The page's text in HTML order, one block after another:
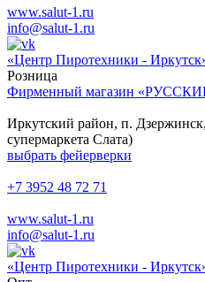
www.salut-1.ru
info@salut-1.ru
«Центр Пиротехники -
Розница
Фирменный магазин
Иркутский район, п.
супермаркета Слата)
выбрать фейерверки
+7 3952 48 72 71
www.salut-1.ru
info@salut-1.ru
«Центр Пиротехники -